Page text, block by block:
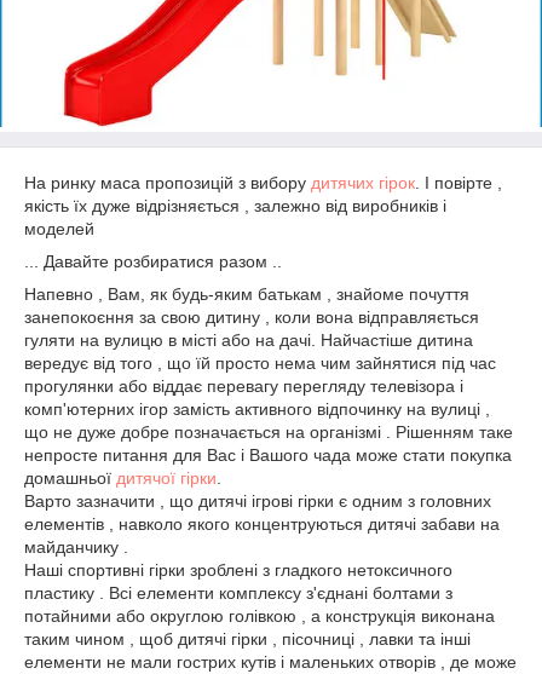
На ринку маса пропозицій з вибору дитячих гірок . І повірте ,
якість їх дуже відрізняється , залежно від виробників і
моделей
... Давайте розбиратися разом ..
Напевно , Вам, як будь-яким батькам , знайоме почуття
занепокоєння за свою дитину , коли вона відправляється
гуляти на вулицю в місті або на дачі. Найчастіше дитина
вередує від того , що їй просто нема чим зайнятися під час
прогулянки або віддає перевагу перегляду телевізора і
комп'ютерних ігор замість активного відпочинку на вулиці ,
що не дуже добре позначається на організмі . Рішенням таке
непросте питання для Вас і Вашого чада може стати покупка
домашньої дитячої гірки
Варто зазначити , що дитячі ігрові гірки є одним з головних
елементів , навколо якого концентруються дитячі забави на
майданчику .
Наші спортивні гірки зроблені з гладкого нетоксичного
пластику . Всі елементи комплексу з'єднані болтами з
потайними або округлою голівкою , а конструкція виконана
таким чином , щоб дитячі гірки , пісочниці , лавки та інші
елементи не мали гострих кутів і маленьких отворів , де може